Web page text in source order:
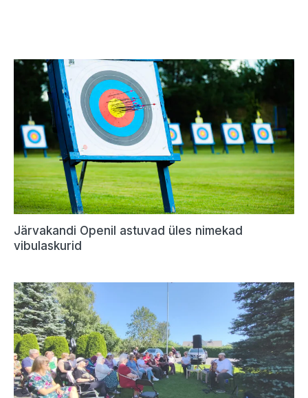
Järvakandi Openil astuvad üles nimekad
vibulaskurid